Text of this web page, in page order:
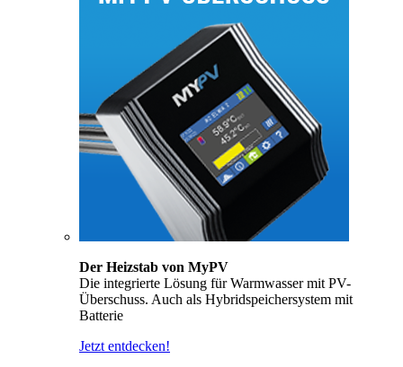
Der Heizstab von MyPV
Die integrierte Lösung für Warmwasser mit PV-
Überschuss. Auch als Hybridspeichersystem mit
Batterie
Jetzt entdecken!